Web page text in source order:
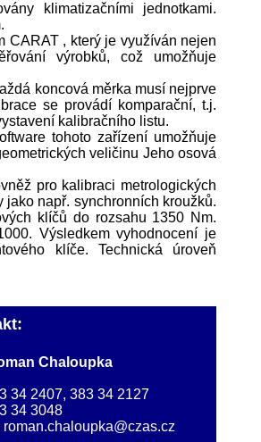
klimatizačními jednotkami.
CARAT , který je využíván nejen
výrobků, což umožňuje
koncová měrka musí nejprve
se provádí komparační, t.j.
kalibračního listu.
tohoto zařízení umožňuje
veličinu Jeho osová
pro kalibraci metrologických
např. synchronních kroužků.
klíčů do rozsahu 1350 Nm.
Výsledkem vyhodnocení je
klíče. Technická úroveň
Chaloupka
34 2407, 383 34 2127
34 3048
roman.chaloupka@czas.cz